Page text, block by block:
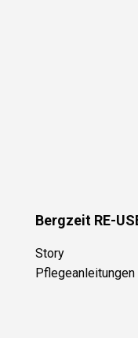
Bergzeit RE-
Story
Pflegeanleitungen